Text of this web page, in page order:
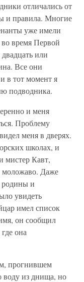
отличались от
и правила. Многие
уже имели
время Первой
или
Все они
в тот момент я
подводника.
и меня
Проблему
меня в дверях.
школах, и
мистер Кавт,
моложаво. Даже
родины и
увидеть
имел список
он сообщил
она
прогнившем
воду из днища, но